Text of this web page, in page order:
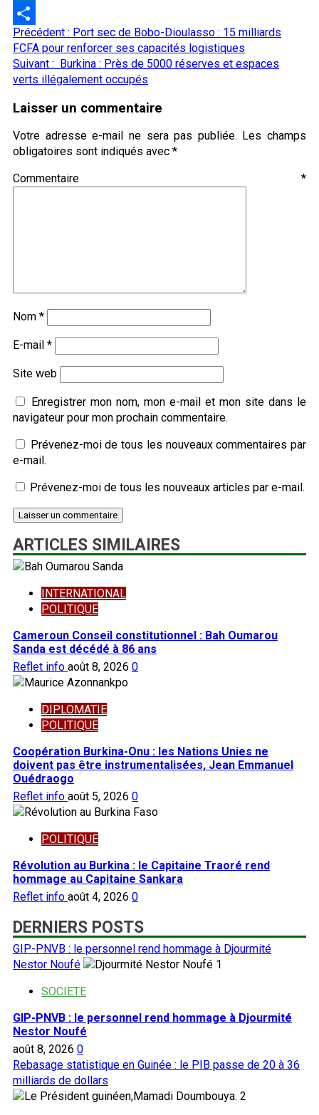
LinkedIn
Partager
Navigation
d’article
Précédent : ‎Port sec de Bobo-Dioulasso : 15 milliards
FCFA pour renforcer ses capacités logistiques
Suivant : Burkina : Près de 5000 réserves et espaces
verts illégalement occupés
Laisser un commentaire
Votre adresse e-mail ne sera pas publiée. Les champs
obligatoires sont indiqués avec *
Commentaire *
Nom *
E-mail *
Site web
Enregistrer mon nom, mon e-mail et mon site dans le
navigateur pour mon prochain commentaire.
Prévenez-moi de tous les nouveaux commentaires par
e-mail.
Prévenez-moi de tous les nouveaux articles par e-mail.
ARTICLES SIMILAIRES
INTERNATIONAL
POLITIQUE
Cameroun Conseil constitutionnel : Bah Oumarou
Sanda est décédé à 86 ans
Reflet info août 8, 2026 0
DIPLOMATIE
POLITIQUE
Coopération Burkina-Onu : les Nations Unies ne
doivent pas être instrumentalisées, Jean Emmanuel
Ouédraogo
Reflet info août 5, 2026 0
POLITIQUE
Révolution au Burkina : le Capitaine Traoré rend
hommage au Capitaine Sankara
Reflet info août 4, 2026 0
DERNIERS POSTS
GIP-PNVB : le personnel rend hommage à Djourmité
Nestor Noufé
1
SOCIETE
GIP-PNVB : le personnel rend hommage à Djourmité
Nestor Noufé
août 8, 2026 0
Rebasage statistique en Guinée : le PIB passe de 20 à 36
milliards de dollars
2